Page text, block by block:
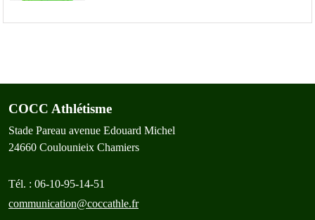
COCC Athlétisme
Stade Pareau avenue Edouard Michel
24660 Coulounieix Chamiers
Tél. : 06-10-95-14-51
communication@coccathle.fr